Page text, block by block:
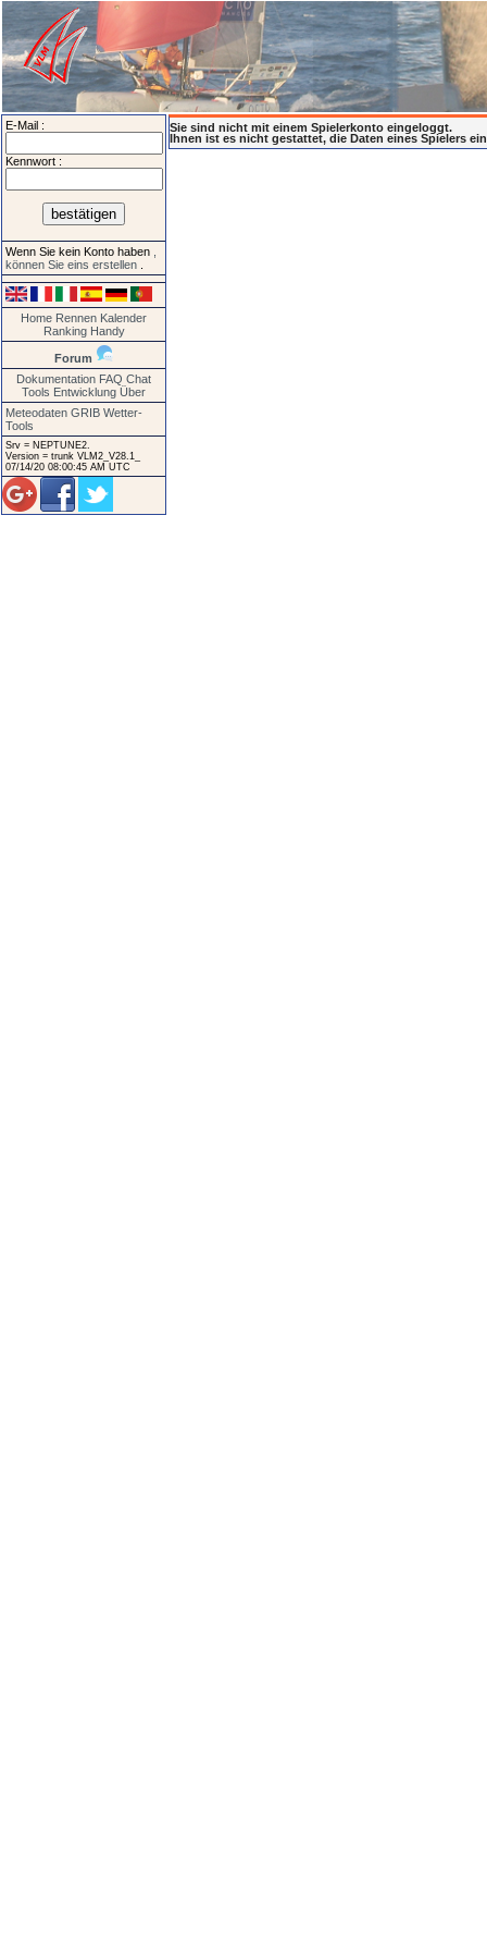
E-Mail :
Kennwort :
Wenn Sie kein Konto haben
können Sie eins erstellen
Home Rennen Kalender
Ranking Handy
Forum
Dokumentation FAQ Chat
Tools Entwicklung Über
Meteodaten GRIB Wetter-
Tools
Srv = NEPTUNE2.
Version = trunk VLM2_V28.1_
07/14/20 08:00:45 AM UTC
Sie sind nicht mit einem Spielerkonto eingeloggt.
Ihnen ist es nicht gestattet, die Daten eines Spielers